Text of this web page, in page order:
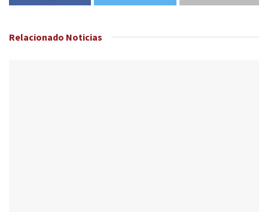
Relacionado Noticias